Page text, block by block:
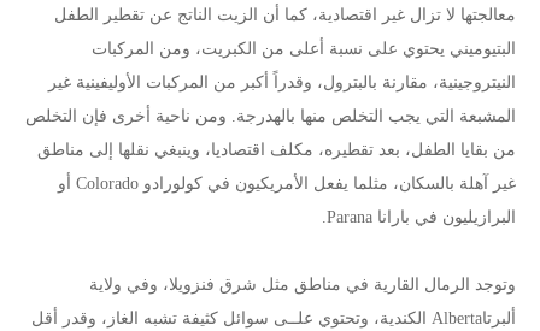
معالجتها لا تزال غير اقتصادية، كما أن الزيت الناتج عن تقطير الطفل
البتيوميني يحتوي على نسبة أعلى من الكبريت، ومن المركبات
النيتروجينية، مقارنة بالبترول، وقدراً أكبر من المركبات الأوليفينية غير
المشبعة التي يجب التخلص منها بالهدرجة. ومن ناحية أخرى فإن التخلص
من بقايا الطفل، بعد تقطيره، مكلف اقتصاديا، وينبغي نقلها إلى مناطق
غير آهلة بالسكان، مثلما يفعل الأمريكيون في كولورادو Colorado أو
البرازيليون في بارانا Parana.
وتوجد الرمال القارية في مناطق مثل شرق فنزويلا، وفي ولاية
ألبرتاAlberta الكندية، وتحتوي علــى سوائل كثيفة تشبه الغاز، وقدر أقل